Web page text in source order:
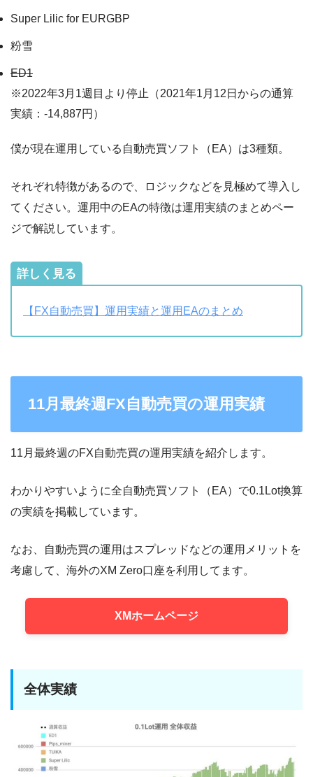
Super Lilic for EURGBP
粉雪
ED1
※2022年3月1週目より停止（2021年1月12日からの通算
実績：-14,887円）
僕が現在運用している自動売買ソフト（EA）は3種類。
それぞれ特徴があるので、ロジックなどを見極めて導入し
てください。運用中のEAの特徴は運用実績のまとめペー
ジで解説しています。
詳しく見る
【FX自動売買】運用実績と運用EAのまとめ
11月最終週FX自動売買の運用実績
11月最終週のFX自動売買の運用実績を紹介します。
わかりやすいように全自動売買ソフト（EA）で0.1Lot換算
の実績を掲載しています。
なお、自動売買の運用はスプレッドなどの運用メリットを
考慮して、海外のXM Zero口座を利用してます。
XMホームページ
全体実績